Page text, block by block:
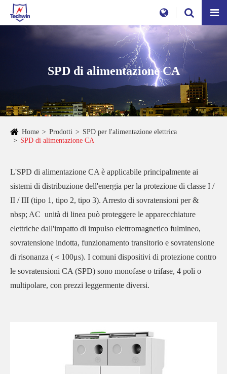
SPD di alimentazione CA
Home Prodotti
SPD per l'alimentazione elettrica
SPD di alimentazione CA
L'SPD di alimentazione CA è applicabile principalmente ai
sistemi di distribuzione dell'energia per la protezione di classe I /
II / III (tipo 1, tipo 2, tipo 3). Arresto di sovratensioni per &
nbsp; AC unità di linea può proteggere le apparecchiature
elettriche dall'impatto di impulso elettromagnetico fulmineo,
sovratensione indotta, funzionamento transitorio e sovratensione
di risonanza (＜100μs). I comuni dispositivi di protezione contro
le sovratensioni CA (SPD) sono monofase o trifase, 4 poli o
multipolare, con prezzi leggermente diversi.